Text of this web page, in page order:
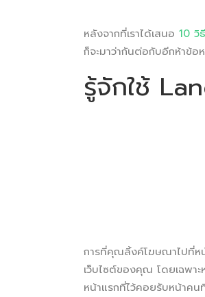
หลังจากที่เราได้เสนอ 10 วิ
ก็จะมาว่ากันต่อกับอีกห้าข้อ
รู้จักใช้
การที่คุณลิ้งค์โฆษณาไปที่หน้
เว็บไซต์ของคุณ โดยเฉพา
หน้าแรกที่ไว้คอยรับหน้าคน